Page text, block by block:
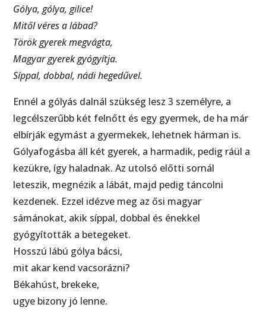
Gólya, gólya, gilice!
Mitől véres a lábad?
Török gyerek megvágta,
Magyar gyerek gyógyítja.
Síppal, dobbal, nádi hegedűvel.
Ennél a gólyás dalnál szükség lesz 3 személyre, a
legcélszerűbb két felnőtt és egy gyermek, de ha már
elbírják egymást a gyermekek, lehetnek hárman is.
Gólyafogásba áll két gyerek, a harmadik, pedig ráül a
kezükre, így haladnak. Az utolsó előtti sornál
leteszik, megnézik a lábát, majd pedig táncolni
kezdenek. Ezzel idézve meg az ősi magyar
sámánokat, akik síppal, dobbal és énekkel
gyógyították a betegeket.
Hosszú lábú gólya bácsi,
mit akar kend vacsorázni?
Békahúst, brekeke,
ugye bizony jó lenne.